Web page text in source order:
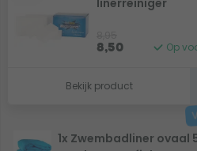
linerreiniger
8,50 Op
Bekijk product
1x Zwembadliner ovaal